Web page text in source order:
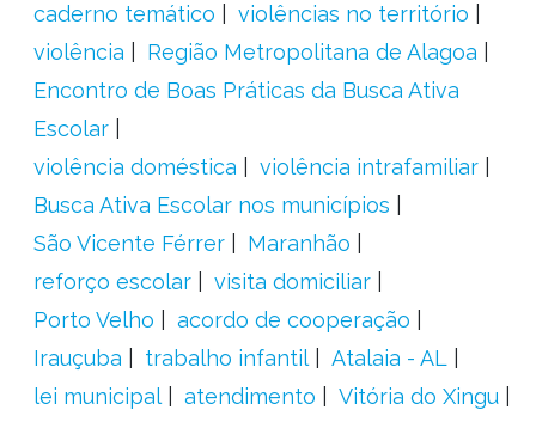
caderno temático
violências no território
violência
Região Metropolitana de Alagoa
Encontro de Boas Práticas da Busca Ativa
Escolar
violência doméstica
violência intrafamiliar
Busca Ativa Escolar nos municípios
São Vicente Férrer
Maranhão
reforço escolar
visita domiciliar
Porto Velho
acordo de cooperação
Irauçuba
trabalho infantil
Atalaia - AL
lei municipal
atendimento Vitória do Xingu